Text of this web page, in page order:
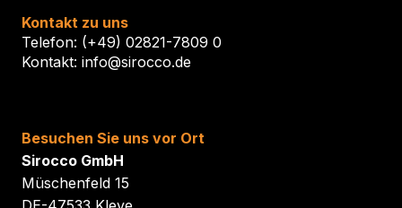
Kontakt zu uns
Telefon: (+49) 02821-7809 0
Kontakt: info@sirocco.de
Besuchen Sie uns vor Ort
Sirocco GmbH
Müschenfeld 15